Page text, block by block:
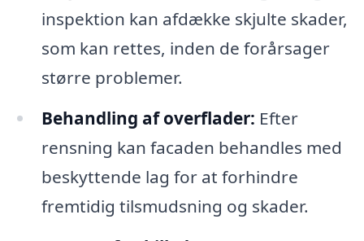
inspektion kan afdække skjulte skader,
som kan rettes, inden de forårsager
større problemer.
Behandling af overflader: Efter
rensning kan facaden behandles med
beskyttende lag for at forhindre
fremtidig tilsmudsning og skader.